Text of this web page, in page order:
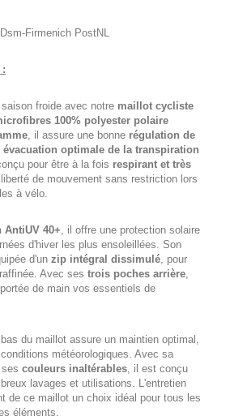
Firmenich PostNL
froide avec notre maillot cycliste
100% polyester polaire
, il assure une bonne régulation de
évacuation optimale de la transpiration
pour être à la fois respirant et très
de mouvement sans restriction lors
à vélo.
AntiUV 40+, il offre une protection solaire
d'hiver les plus ensoleillées. Son
d'un zip intégral dissimulé, pour
Avec ses trois poches arrière,
de main vos essentiels de
du maillot assure un maintien optimal,
météorologiques. Avec sa
couleurs inaltérables, il est conçu
lavages et utilisations. L'entretien
de ce maillot un choix idéal pour tous les
éléments.